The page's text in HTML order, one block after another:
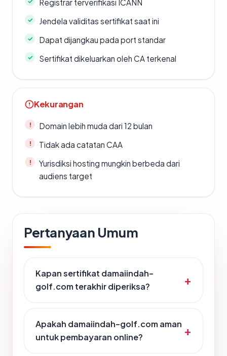
Registrar terverifikasi ICANN
Jendela validitas sertifikat saat ini
Dapat dijangkau pada port standar
Sertifikat dikeluarkan oleh CA terkenal
Kekurangan
Domain lebih muda dari 12 bulan
Tidak ada catatan CAA
Yurisdiksi hosting mungkin berbeda dari
audiens target
Pertanyaan Umum
Kapan sertifikat damaiindah-
golf.com terakhir diperiksa?
Apakah damaiindah-golf.com aman
untuk pembayaran online?